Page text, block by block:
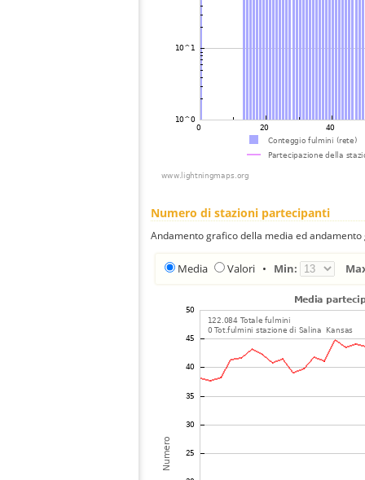
Numero di stazioni partecipanti
Andamento grafico della media ed
Media Valori • Min: